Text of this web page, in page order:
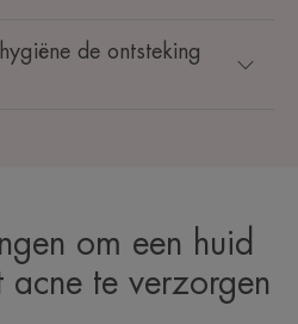
de ontsteking
om een huid
acne te verzorgen